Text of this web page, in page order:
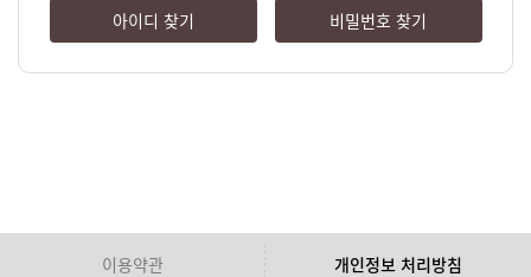
아이디 찾기 비밀번호 찾기
이용약관 개인정보 처리방침